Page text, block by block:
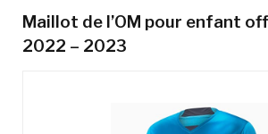
Maillot de l’OM pour enfant
2022 – 2023